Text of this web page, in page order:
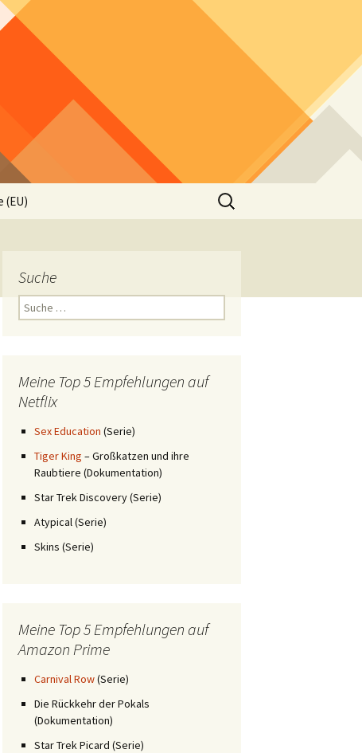
(EU)
Suche
nach:
Suche
Suche
nach:
Meine Top 5 Empfehlungen auf
Netflix
Sex Education (Serie)
Tiger King – Großkatzen und ihre
Raubtiere (Dokumentation)
Star Trek Discovery (Serie)
Atypical (Serie)
Skins (Serie)
Meine Top 5 Empfehlungen auf
Amazon Prime
Carnival Row(Serie)
Die Rückkehr der Pokals
(Dokumentation)
Star Trek Picard (Serie)